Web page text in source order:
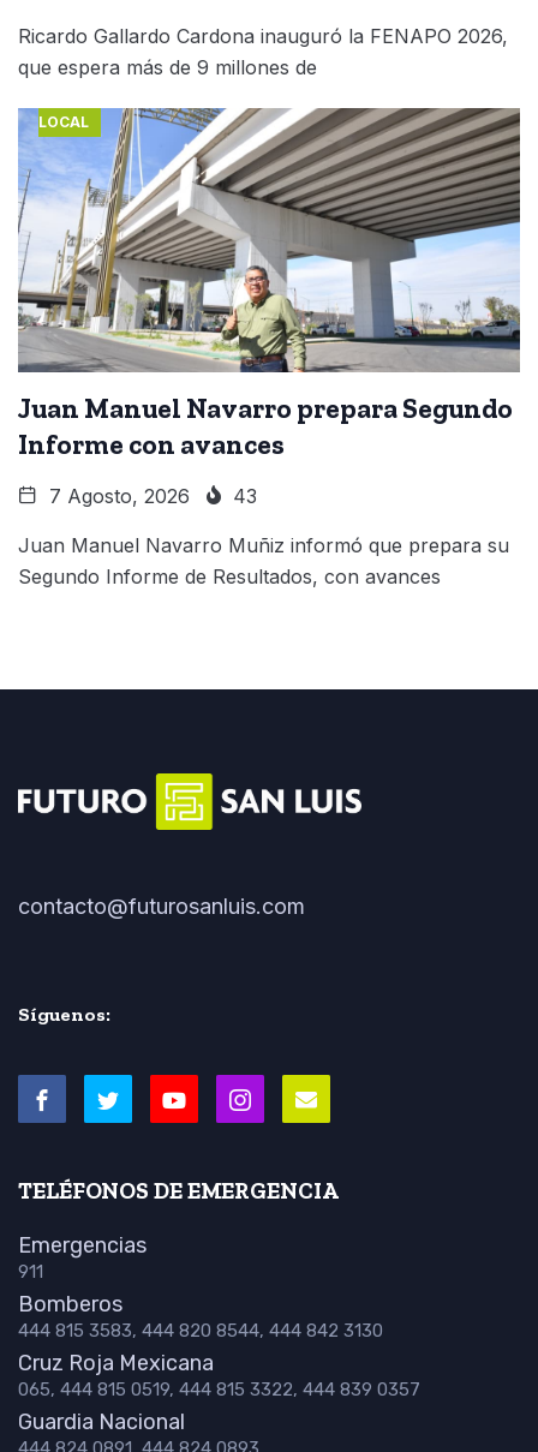
Ricardo Gallardo Cardona inauguró la FENAPO 2026,
que espera más de 9 millones de
LOCAL
Juan Manuel Navarro prepara Segundo
Informe con avances
7 Agosto, 2026 43
Juan Manuel Navarro Muñiz informó que prepara su
Segundo Informe de Resultados, con avances
contacto@futurosanluis.com
Síguenos:
TELÉFONOS DE EMERGENCIA
Emergencias
911
Bomberos
444 815 3583, 444 820 8544, 444 842 3130
Cruz Roja Mexicana
065, 444 815 0519, 444 815 3322, 444 839 0357
Guardia Nacional